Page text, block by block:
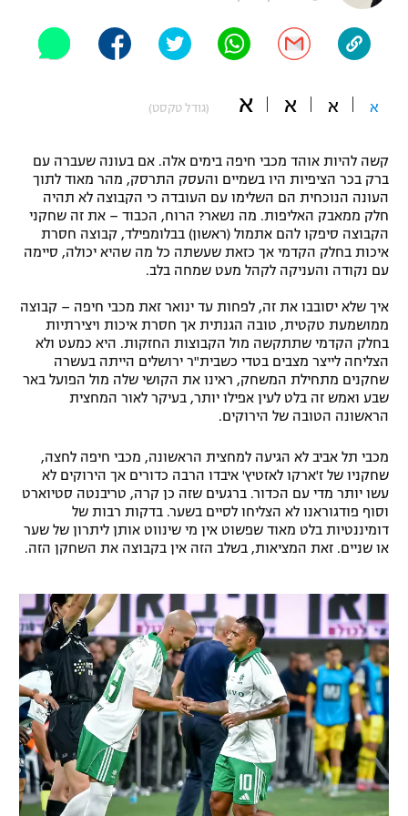
"מחצית בשכונה" – פודקאסט
תקנון עבור פעילות אלקטרה
תקנון עבור פעילות ספורט 1 – "מרלן"
גיימינג E-Sports
תנאי שימוש
מדיניות פרטיות
תקנון פעילות ספורט 1
הצטרפות לחבילת הערוצים
לוח דרושים – ג'ובנט
המגזין
אופניים
פוטבול אמריקאי NFL
בייסבול MLB
ספורט אתגרי ואקסטרים
אומנויות לחימה
גיימינג E-Sports
א א א א (גודל טקסט)
קשה להיות אוהד מכבי חיפה בימים אלה. אם בעונה שעברה עם
ברק בכר הציפיות היו בשמיים והעסק התרסק, מהר מאוד לתוך
העונה הנוכחית הם השלימו עם העובדה כי הקבוצה לא תהיה
חלק ממאבק האליפות. מה נשאר? הרוח, הכבוד – את זה שחקני
הקבוצה סיפקו להם אתמול (ראשון) בבלומפילד, קבוצה חסרת
איכות בחלק הקדמי אך כזאת שעשתה כל מה שהיא יכולה, סיימה
עם נקודה והעניקה לקהל מעט שמחה בלב.
איך שלא יסובבו את זה, לפחות עד ינואר זאת מכבי חיפה – קבוצה
ממושמעת טקטית, טובה הגנתית אך חסרת איכות ויצירתיות
בחלק הקדמי שתתקשה מול הקבוצות החזקות. היא כמעט ולא
הצליחה לייצר מצבים בטדי כשבית"ר ירושלים הייתה בעשרה
שחקנים מתחילת המשחק, ראינו את הקושי שלה מול הפועל באר
שבע ואמש זה בלט לעין אפילו יותר, בעיקר לאור המחצית
הראשונה הטובה של הירוקים.
מכבי תל אביב לא הגיעה למחצית הראשונה, מכבי חיפה לחצה,
שחקניו של ז'ארקו לאזטיץ' איבדו הרבה כדורים אך הירוקים לא
עשו יותר מדי עם הכדור. ברגעים שזה כן קרה, טריבנטה סטיוארט
וסוף פודגוראנו לא הצליחו לסיים בשער. בדקות רבות של
דומיננטיות בלט מאוד שפשוט אין מי שינווט אותן ליתרון של שער
או שניים. זאת המציאות, בשלב הזה אין בקבוצה את השחקן הזה.